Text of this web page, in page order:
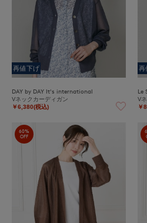
再値下げ
DAY by DAY It's international
Vネックカーディガン
￥6,380(税込)
再
Le
V
￥
60%
OFF